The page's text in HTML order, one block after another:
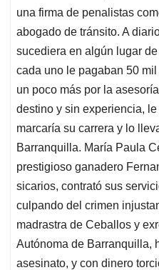
una firma de penalistas
abogado de tránsito. A
sucediera en algún lugar
cada uno le pagaban 50
un poco más por la
destino y sin experiencia,
marcaría su carrera y lo
Barranquilla. María Paula
prestigioso ganadero
sicarios, contrató sus
culpando del crimen
madrastra de Ceballos y
Autónoma de Barranquilla,
asesinato, y con dinero